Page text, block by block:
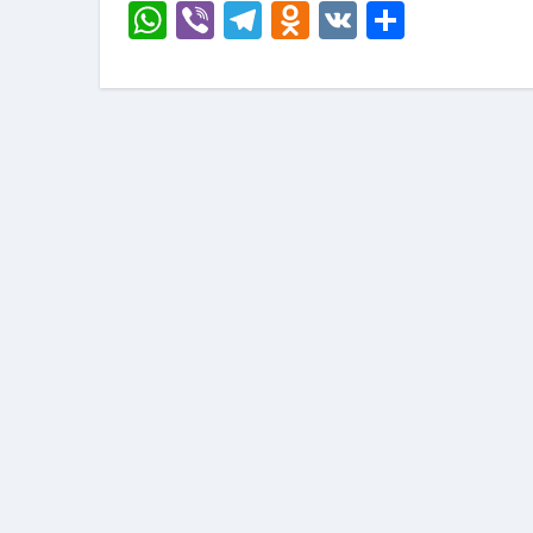
WhatsApp
ViberTelegram
Odnoklassniki
VK